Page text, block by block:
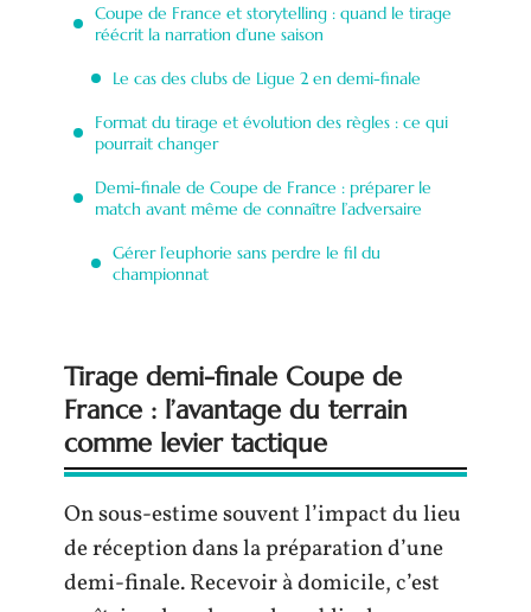
Coupe de France et storytelling : quand le tirage
réécrit la narration d’une saison
Le cas des clubs de Ligue 2 en demi-finale
Format du tirage et évolution des règles : ce qui
pourrait changer
Demi-finale de Coupe de France : préparer le
match avant même de connaître l’adversaire
Gérer l’euphorie sans perdre le fil du
championnat
Tirage demi-finale Coupe de
France : l’avantage du terrain
comme levier tactique
On sous-estime souvent l’impact du lieu
de réception dans la préparation d’une
demi-finale. Recevoir à domicile, c’est